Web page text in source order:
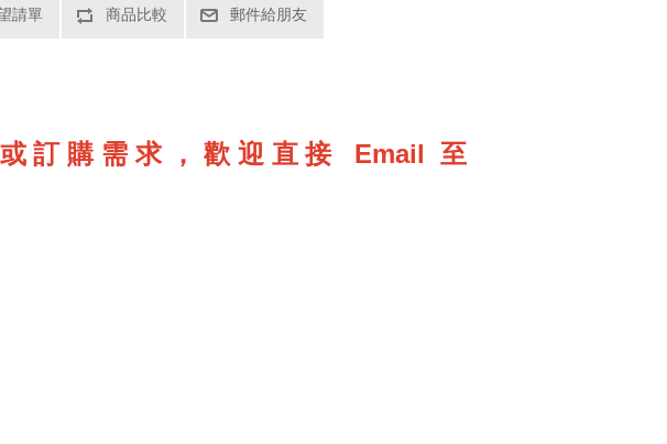
請單 商品比較 郵件給朋友
訂購需求，歡迎直接 Email 至